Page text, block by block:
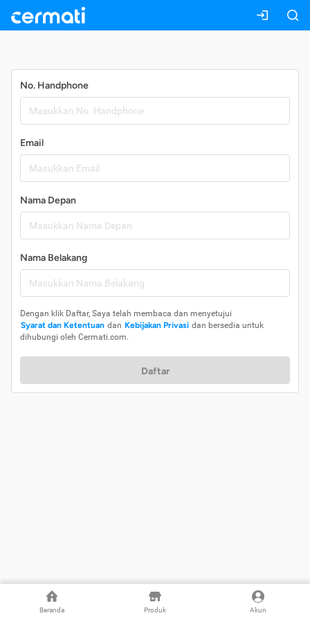
Beranda Produk Akun
No. Handphone
Email
Nama Depan
Nama Belakang
Dengan klik Daftar, Saya telah membaca dan menyetujui
Syarat dan Ketentuan dan Kebijakan Privasi dan bersedia untuk
dihubungi oleh Cermati.com.
Daftar